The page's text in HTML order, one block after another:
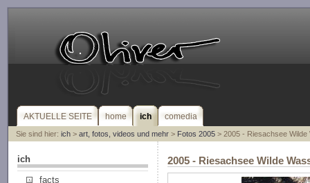
AKTUELLE SEITE home ich comedia
Sie sind hier: ich> art, fotos, videos und mehr> Fotos 2005> 2005 - Riesachsee Wilde
ich
facts
2005 - Riesachsee Wilde